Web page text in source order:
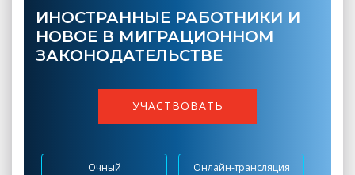
ИНОСТРАННЫЕ РАБОТНИКИ И
НОВОЕ В МИГРАЦИОННОМ
ЗАКОНОДАТЕЛЬСТВЕ
УЧАСТВОВАТЬ
Очный
Онлайн-трансляция